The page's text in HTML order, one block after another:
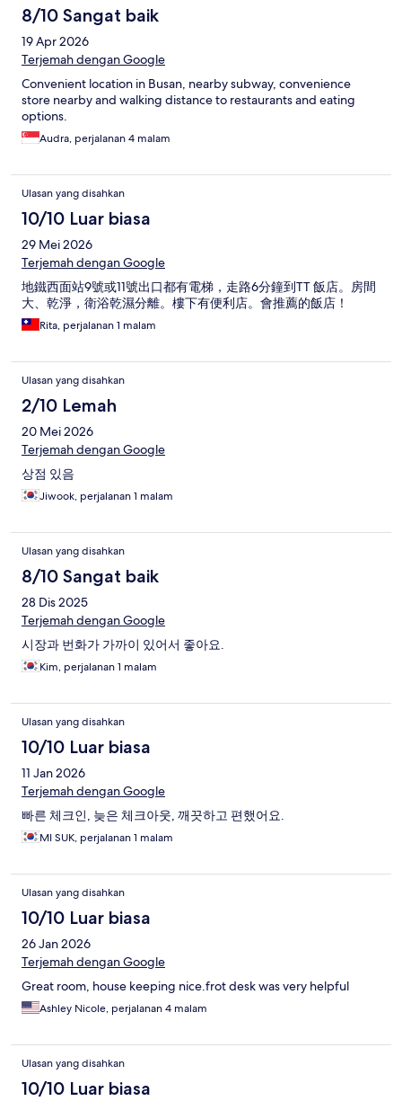
8/10 Sangat baik
19 Apr 2026
Terjemah dengan Google
Convenient location in Busan, nearby subway, convenience
store nearby and walking distance to restaurants and eating
options.
Audra, perjalanan 4 malam
Ulasan yang disahkan
10/10 Luar biasa
29 Mei 2026
Terjemah dengan Google
地鐵西面站9號或11號出口都有電梯，走路6分鐘到TT 飯店。房間
大、乾淨，衛浴乾濕分離。樓下有便利店。會推薦的飯店！
Rita, perjalanan 1 malam
Ulasan yang disahkan
2/10 Lemah
20 Mei 2026
Terjemah dengan Google
상점 있음
Jiwook, perjalanan 1 malam
Ulasan yang disahkan
8/10 Sangat baik
28 Dis 2025
Terjemah dengan Google
시장과 번화가 가까이 있어서 좋아요.
Kim, perjalanan 1 malam
Ulasan yang disahkan
10/10 Luar biasa
11 Jan 2026
Terjemah dengan Google
빠른 체크인, 늦은 체크아웃, 깨끗하고 편했어요.
MI SUK, perjalanan 1 malam
Ulasan yang disahkan
10/10 Luar biasa
26 Jan 2026
Terjemah dengan Google
Great room, house keeping nice.frot desk was very helpful
Ashley Nicole, perjalanan 4 malam
Ulasan yang disahkan
10/10 Luar biasa